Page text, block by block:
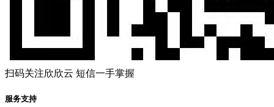
扫码关注欣欣云 短信一手掌握
服务支持